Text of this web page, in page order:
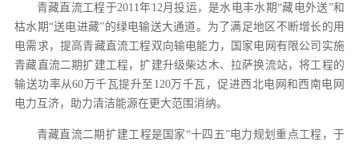
青藏直流工程于2011年12月投运，是水电丰水期“藏电外送”和
枯水期“送电进藏”的绿电输送大通道。为了满足地区不断增长的用
电需求，提高青藏直流工程双向输电能力，国家电网有限公司实施
青藏直流二期扩建工程，扩建升级柴达木、拉萨换流站，将工程的
输送功率从60万千瓦提升至120万千瓦，促进西北电网和西南电网
电力互济，助力清洁能源在更大范围消纳。
青藏直流二期扩建工程是国家“十四五”电力规划重点工程，于